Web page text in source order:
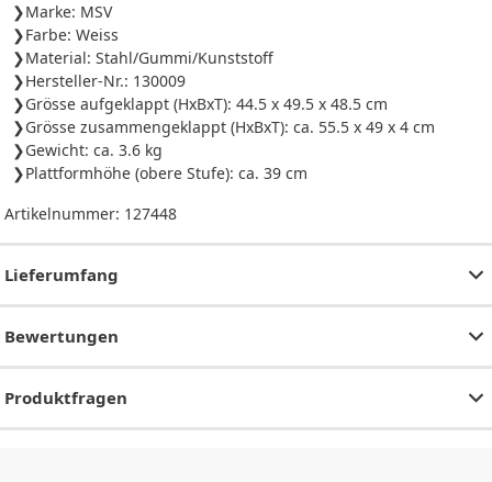
Marke: MSV
Farbe: Weiss
Material: Stahl/Gummi/Kunststoff
Hersteller-Nr.: 130009
Grösse aufgeklappt (HxBxT): 44.5 x 49.5 x 48.5 cm
Grösse zusammengeklappt (HxBxT): ca. 55.5 x 49 x 4 cm
Gewicht: ca. 3.6 kg
Plattformhöhe (obere Stufe): ca. 39 cm
Artikelnummer: 127448
Lieferumfang
Bewertungen
Produktfragen